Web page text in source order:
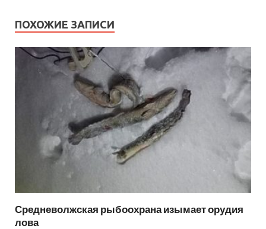
ПОХОЖИЕ ЗАПИСИ
Средневолжская рыбоохрана изымает орудия
лова